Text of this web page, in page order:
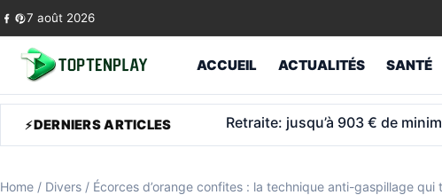
Skip to content
7 août 2026
ACCUEIL ACTUALITÉS SANTÉ
DERNIERS ARTICLES À 30 ans, Pauline est déjà en
Home / Divers / Écorces d’orange confites : la technique anti-gaspillage